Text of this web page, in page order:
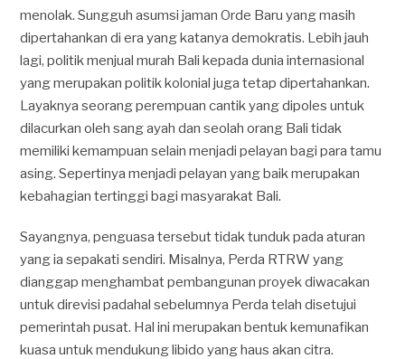
menolak. Sungguh asumsi jaman Orde Baru yang masih
dipertahankan di era yang katanya demokratis. Lebih jauh
lagi, politik menjual murah Bali kepada dunia internasional
yang merupakan politik kolonial juga tetap dipertahankan.
Layaknya seorang perempuan cantik yang dipoles untuk
dilacurkan oleh sang ayah dan seolah orang Bali tidak
memiliki kemampuan selain menjadi pelayan bagi para tamu
asing. Sepertinya menjadi pelayan yang baik merupakan
kebahagian tertinggi bagi masyarakat Bali.
Sayangnya, penguasa tersebut tidak tunduk pada aturan
yang ia sepakati sendiri. Misalnya, Perda RTRW yang
dianggap menghambat pembangunan proyek diwacakan
untuk direvisi padahal sebelumnya Perda telah disetujui
pemerintah pusat. Hal ini merupakan bentuk kemunafikan
kuasa untuk mendukung libido yang haus akan citra.